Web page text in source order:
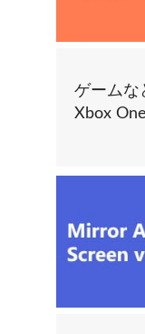
ゲームな
Xbox